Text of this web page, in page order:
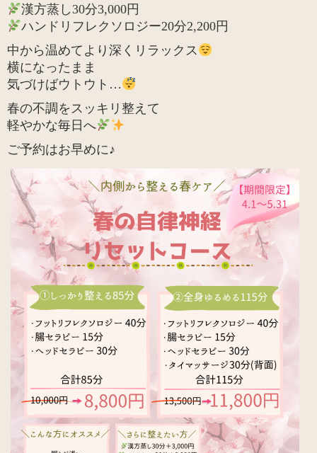
漢方蒸し30分3,000円
ハンドリフレクソロジー20分2,200円
中から温めてより深くリラックス
横になったまま
気づけばウトウト…
春の不調をスッキリ整えて
軽やかな毎日へ
ご予約はお早めに♪